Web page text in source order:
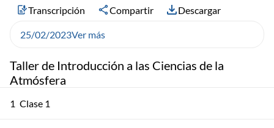
Taller de Introducción a las Ciencias de la
Atmósfera
1 Clase 1
Transcripción Compartir Descargar
25/02/2023Ver más